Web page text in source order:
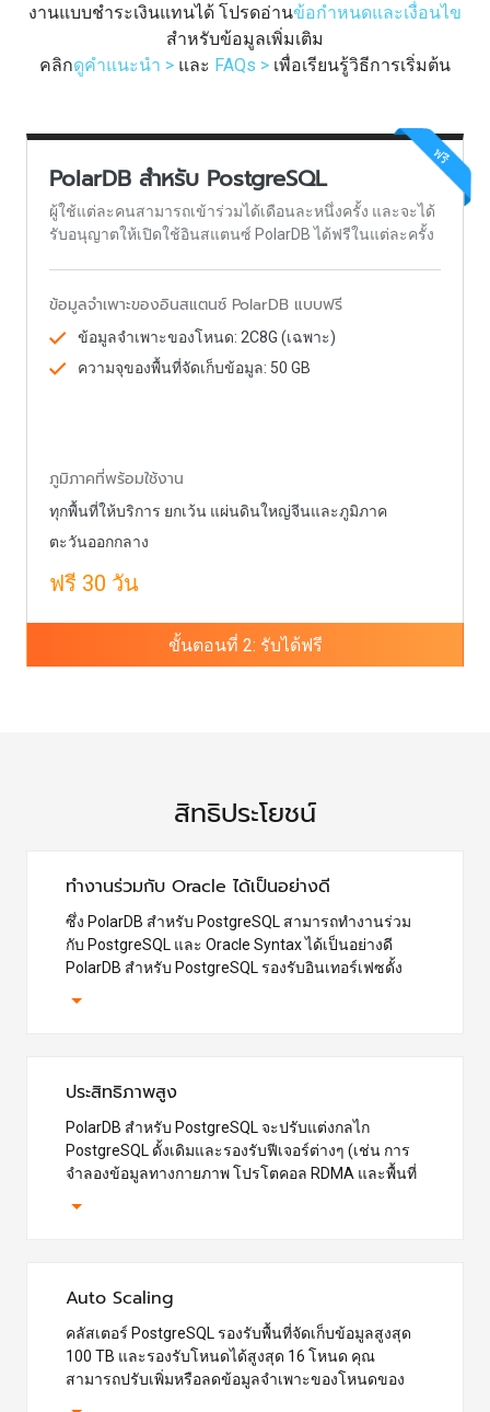
งานแบบชำระเงินแทนได้ โปรดอ่านข้อกำหนดและเงื่อนไข
สำหรับข้อมูลเพิ่มเติม
คลิกดูคำแนะนำ > และ FAQs > เพื่อเรียนรู้วิธีการเริ่มต้น
ฟรี
PolarDB สำหรับ PostgreSQL
ผู้ใช้แต่ละคนสามารถเข้าร่วมได้เดือนละหนึ่งครั้ง และจะได้
รับอนุญาตให้เปิดใช้อินสแตนซ์ PolarDB ได้ฟรีในแต่ละครั้ง
ข้อมูลจำเพาะของอินสแตนซ์ PolarDB แบบฟรี
ข้อมูลจำเพาะของโหนด: 2C8G (เฉพาะ)
ความจุของพื้นที่จัดเก็บข้อมูล: 50 GB
ภูมิภาคที่พร้อมใช้งาน
ทุกพื้นที่ให้บริการ ยกเว้น แผ่นดินใหญ่จีนและภูมิภาค
ตะวันออกกลาง
ฟรี 30 วัน
ขั้นตอนที่ 2: รับได้ฟรี
สิทธิประโยชน์
ทำงานร่วมกับ Oracle ได้เป็นอย่างดี
ซึ่ง PolarDB สำหรับ PostgreSQL สามารถทำงานร่วม
กับ PostgreSQL และ Oracle Syntax ได้เป็นอย่างดี
PolarDB สำหรับ PostgreSQL รองรับอินเทอร์เฟซดั้ง
ประสิทธิภาพสูง
PolarDB สำหรับ PostgreSQL จะปรับแต่งกลไก
PostgreSQL ดั้งเดิมและรองรับฟีเจอร์ต่างๆ (เช่น การ
จำลองข้อมูลทางกายภาพ โปรโตคอล RDMA และพื้นที่
Auto Scaling
คลัสเตอร์ PostgreSQL รองรับพื้นที่จัดเก็บข้อมูลสูงสุด
100 TB และรองรับโหนดได้สูงสุด 16 โหนด คุณ
สามารถปรับเพิ่มหรือลดข้อมูลจำเพาะของโหนดของ